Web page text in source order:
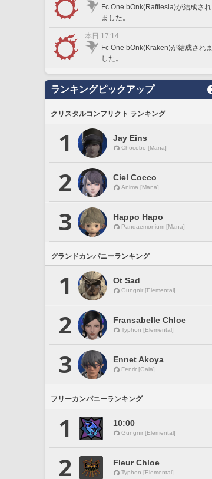
Fc One bOnk(Rafflesia)が結成され
ました。
本日 17:14
Fc One bOnk(Kraken)が結成されま
した。
ランキングピックアップ
クリスタルコンフリクト ランキング
1 Jay Eins
Chocobo [Mana]
2 Ciel Cocco
Anima [Mana]
3 Happo Hapo
Pandaemonium [Mana]
グランドカンパニーランキング
1 Ot Sad
Gungnir [Elemental]
2 Fransabelle Chloe
Typhon [Elemental]
3 Ennet Akoya
Fenrir [Gaia]
フリーカンパニーランキング
1 10:00
Gungnir [Elemental]
2 Fleur Chloe
Typhon [Elemental]